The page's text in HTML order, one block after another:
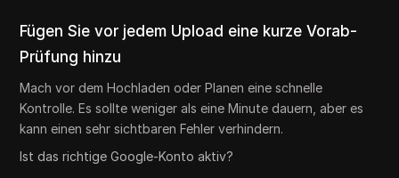
Fügen Sie vor jedem Upload eine kurze Vorab-
Prüfung hinzu
Mach vor dem Hochladen oder Planen eine schnelle
Kontrolle. Es sollte weniger als eine Minute dauern, aber es
kann einen sehr sichtbaren Fehler verhindern.
Ist das richtige Google-Konto aktiv?